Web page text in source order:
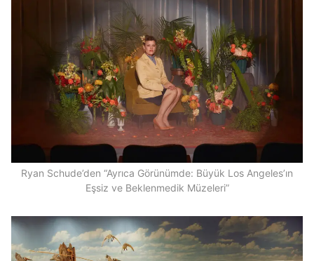
Ryan Schude’den “Ayrıca Görünümde: Büyük Los Angeles’ın
Eşsiz ve Beklenmedik Müzeleri”